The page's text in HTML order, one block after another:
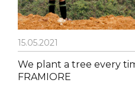
15.05.2021
We plant a tree every
FRAMIORE